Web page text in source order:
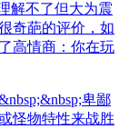
解不了但大为震
奇葩的评价，如
高情商：你在玩
卑鄙
怪物特性来战胜